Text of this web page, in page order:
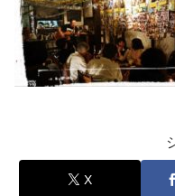
X